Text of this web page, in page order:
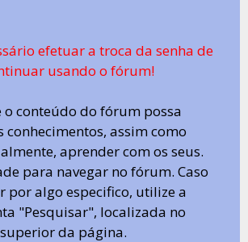
efetuar a troca da senha de
usando o fórum!
o conteúdo do fórum possa
conhecimentos, assim como
aprender com os seus.
para navegar no fórum. Caso
por algo especifico, utilize a
"Pesquisar", localizada no
da página.